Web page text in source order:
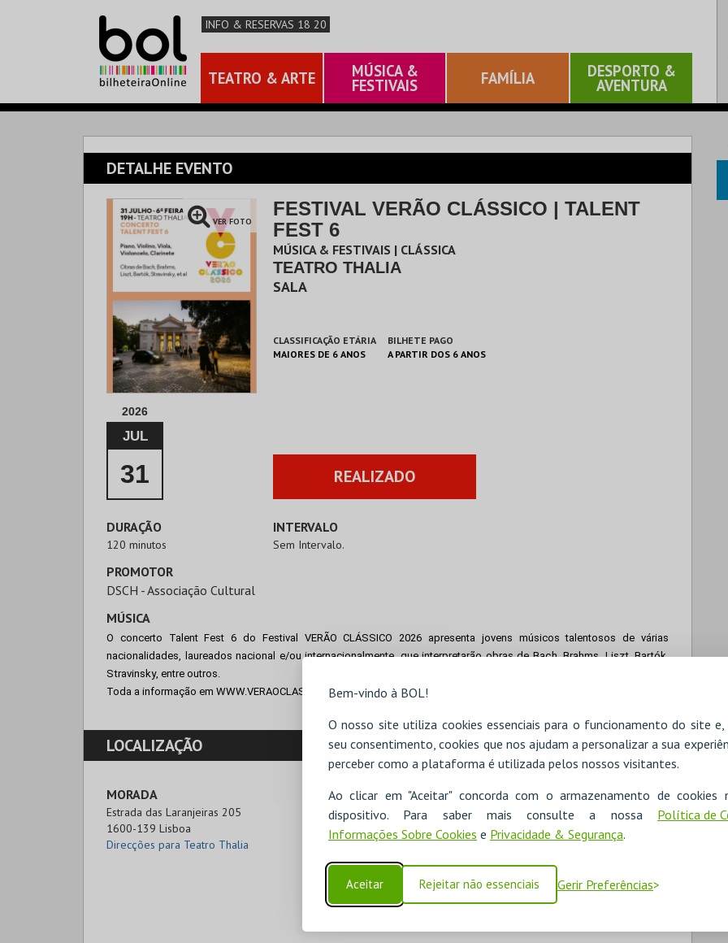
Bem-vindo à BOL!
O nosso site utiliza cookies essenciais para o funcionamento do site
seu consentimento, cookies que nos ajudam a personalizar a sua
perceber como a plataforma é utilizada pelos nossos visitantes.
Ao clicar em "Aceitar" concorda com o armazenamento de cookies
dispositivo. Para saber mais consulte a nossa Política de
Informações Sobre Cookies e Privacidade & Segurança.
Aceitar Rejeitar não essenciais Gerir Preferências
INFO & RESERVAS 18 20
TEATRO & ARTE MÚSICA &
FESTIVAIS FAMÍLIA DESPORTO &
AVENTURA
DETALHE EVENTO
VER FOTO
FESTIVAL VERÃO CLÁSSICO | TALENT
FEST 6
MÚSICA & FESTIVAIS | CLÁSSICA
TEATRO THALIA
SALA
CLASSIFICAÇÃO ETÁRIA
MAIORES DE 6 ANOS
BILHETE PAGO
A PARTIR DOS 6 ANOS
2026
JUL
31 REALIZADO
DURAÇÃO
120 minutos
INTERVALO
Sem Intervalo.
PROMOTOR
DSCH - Associação Cultural
MÚSICA
O concerto Talent Fest 6 do Festival VERÃO CLÁSSICO 2026 apresenta jovens músicos talentosos de várias
nacionalidades, laureados nacional e/ou internacionalmente, que interpretarão obras de Bach, Brahms, Liszt, Bartók,
Stravinsky, entre outros.
Toda a informação em WWW.VERAOCLASSICO.COM
LOCALIZAÇÃO RESERVAR HOTEL ALUGAR VIATURA
MORADA
Estrada das Laranjeiras 205
1600-139 Lisboa
Direcções para Teatro Thalia